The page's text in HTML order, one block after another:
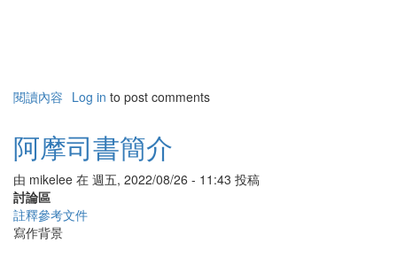
閱讀內容 有
聖
經
卷
綱
Log in to post comments
阿摩司書簡介
由 mikelee 在 週五, 2022/08/26 - 11:43 投稿
討論區
註釋參考文件
寫作背景